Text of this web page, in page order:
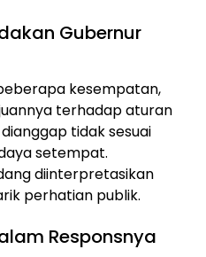
Gubernur
kesempatan,
terhadap aturan
tidak sesuai
setempat.
diinterpretasikan
perhatian publik.
Responsnya